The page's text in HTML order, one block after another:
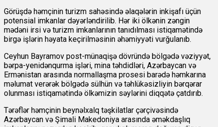
Görüşdə həmçinin turizm sahəsində əlaqələrin inkişafı üçün
potensial imkanlar dəyərləndirilib. Hər iki ölkənin zəngin
mədəni irsi və turizm imkanlarının tanıdılması istiqamətində
birgə işlərin həyata keçirilməsinin əhəmiyyəti vurğulanıb.
Ceyhun Bayramov post-münaqişə dövründə bölgədə vəziyyət,
bərpa-yenidənqurma işləri, mina təhdidləri, Azərbaycan və
Ermənistan arasında normallaşma prosesi barədə həmkarına
məlumat verərək bölgədə sülhün və təhlükəsizliyin bərqərar
olunması istiqamətində ölkəmizin səylərini diqqətə çatdırıb.
Tərəflər həmçinin beynəlxalq təşkilatlar çərçivəsində
Azərbaycan və Şimali Makedoniya arasında əməkdaşlıq